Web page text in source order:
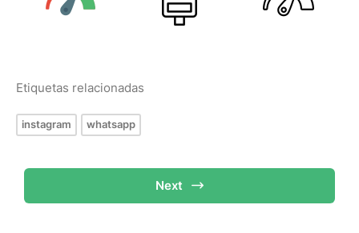
Etiquetas relacionadas
instagram whatsapp
Next